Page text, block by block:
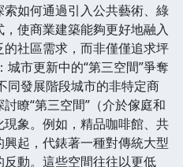
如何通過引入公共藝術、綠
使商業建築能夠更好地融入
社區需求，而非僅僅追求坪
市更新中的“第三空間”爭奪
同發展階段城市的非特定商
瞭“第三空間”（介於傢庭和
象。例如，精品咖啡館、共
起，代錶著一種對傳統大型
動。這些空間往往以更低